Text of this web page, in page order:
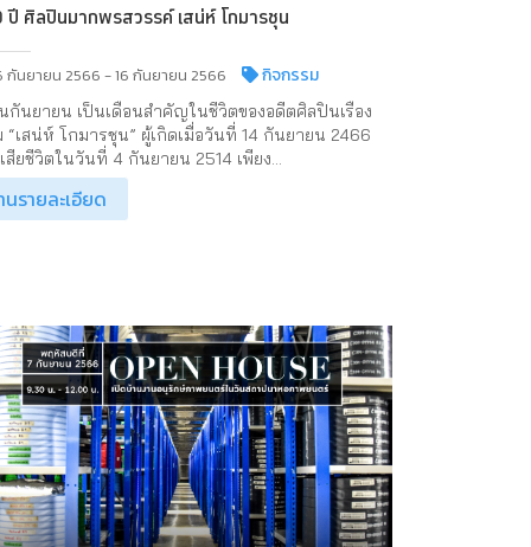
ปี ศิลปินมากพรสวรรค์ เสน่ห์ โกมารชุน
กันยายน 2566 - 16 กันยายน 2566 กิจกรรม
กันยายน เป็นเดือนสำคัญในชีวิตของอดีตศิลปินเรือง
“เสน่ห์ โกมารชุน” ผู้เกิดเมื่อวันที่ 14 กันยายน 2466
สียชีวิตในวันที่ 4 กันยายน 2514 เพียง...
นรายละเอียด